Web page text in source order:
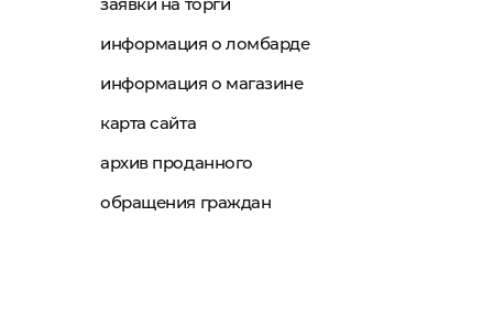
информация о ломбарде
информация о магазине
карта сайта
архив проданного
обращения граждан